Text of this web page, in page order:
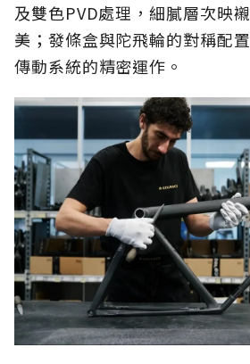
及雙色PVD處理，細膩層次映
美；發條盒與陀飛輪的對稱配
傳動系統的精密運作。